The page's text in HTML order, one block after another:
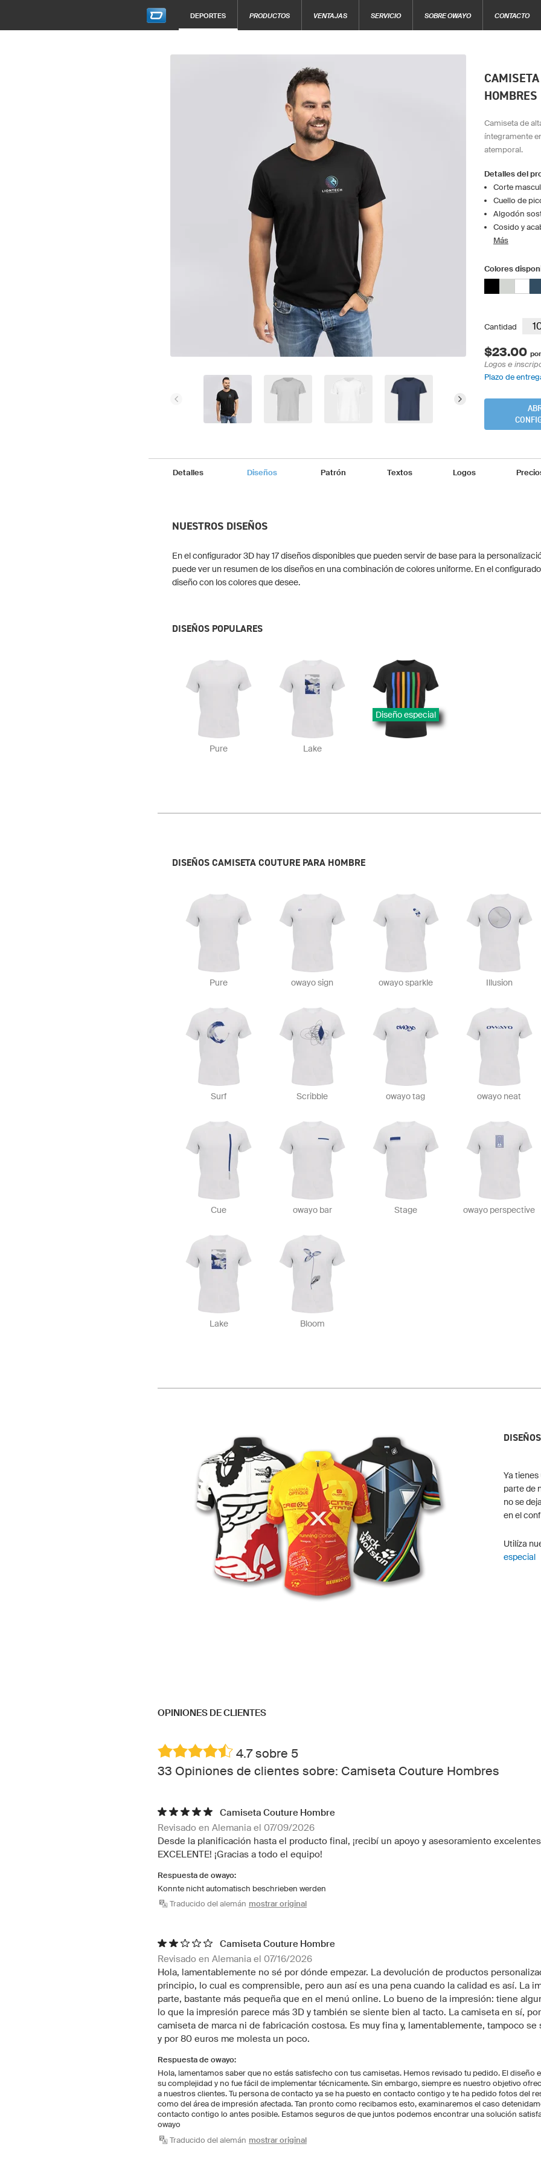
DEPORTES PRODUCTOS VENTAJAS SERVICIO SOBRE OWAYO CONTACTO
HOMBRES
Camiseta de
íntegramente
atemporal.
Detalles del
Corte
Cuello de
Algodón
Cosido y
Más
Colores
Cantidad
$23.00
Logos e
Plazo de
Detalles Diseños Patrón Textos Logos
NUESTROS DISEÑOS
En el configurador 3D hay 17 diseños disponibles que pueden servir de base para la
puede ver un resumen de los diseños en una combinación de colores uniforme. En el
diseño con los colores que desee.
DISEÑOS POPULARES
Pure Lake
Diseño especial
DISEÑOS CAMISETA COUTURE PARA HOMBRE
Pure owayo sign owayo sparkle Illusion
Surf Scribble owayo tag owayo neat
Cue owayo bar Stage owayo perspective
Lake Bloom
Ya tienes
parte de
no se
en el
Utilíza
especial
OPINIONES DE CLIENTES
4.7 sobre 5
33 Opiniones de clientes sobre: Camiseta Couture Hombres
Camiseta Couture Hombre
Revisado en Alemania el 07/09/2026
Desde la planificación hasta el producto final, ¡recibí un apoyo y asesoramiento
EXCELENTE! ¡Gracias a todo el equipo!
Respuesta de owayo:
Konnte nicht automatisch beschrieben werden
Traducido del alemán mostrar original
Camiseta Couture Hombre
Revisado en Alemania el 07/16/2026
Hola, lamentablemente no sé por dónde empezar. La devolución de productos
principio, lo cual es comprensible, pero aun así es una pena cuando la calidad es así. La
parte, bastante más pequeña que en el menú online. Lo bueno de la impresión: tiene
lo que la impresión parece más 3D y también se siente bien al tacto. La camiseta en sí,
camiseta de marca ni de fabricación costosa. Es muy fina y, lamentablemente, tampoco
y por 80 euros me molesta un poco.
Respuesta de owayo:
Hola, lamentamos saber que no estás satisfecho con tus camisetas. Hemos revisado tu pedido. El diseño
su complejidad y no fue fácil de implementar técnicamente. Sin embargo, siempre es nuestro objetivo
a nuestros clientes. Tu persona de contacto ya se ha puesto en contacto contigo y te ha pedido fotos del
como del área de impresión afectada. Tan pronto como recibamos esto, examinaremos el caso
contacto contigo lo antes posible. Estamos seguros de que juntos podemos encontrar una solución
owayo
Traducido del alemán mostrar original